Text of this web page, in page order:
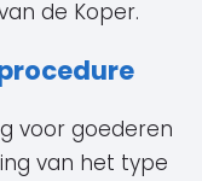
de Koper.
voor goederen
van het type